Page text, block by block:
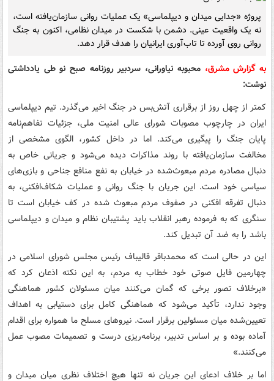
پروژه «جدایی میدان و دیپلماسی» یک عملیات روانی سازمان‌یافته است،
نه یک واقعیت عینی. دشمن با شکست در میدان نظامی، اکنون به جنگ
روانی روی آورده تا تاب‌آوری ایرانیان را هدف قرار دهد.
به گزارش مشرق،محبوبه نیاورانی، سردبیر روزنامه صبح نو طی یادداشتی
نوشت:
کمتر از چهل روز از برقراری آتش‌بس در جنگ اخیر می‌گذرد. تیم دیپلماسی
ایران در چارچوب مصوبات شورای عالی امنیت ملی، جزئیات تفاهم‌نامه
پایان جنگ را پیگیری می‌کند. اما در داخل کشور، الگوی مشخصی از
مخالفت سازمان‌یافته با روند مذاکرات دیده می‌شود و جریانی خاص به
دنبال مصادره مردم مبعوث‌شده در خیابان به نفع منافع جناحی و بازی‌های
سیاسی خود است. این جریان با جنگ روانی و عملیات شکاف‌افکنی، به
دنبال تفرقه افکنی در صفوف مردم مبعوث شده در کف خیابان است تا
سنگری که به فرموده رهبر انقلاب باید پشتیبان نظام و میدان و دیپلماسی
باشد را به ضد آن تبدیل کند.
این در حالی است که محمدباقر قالیباف رئیس مجلس شورای اسلامی در
چهارمین فایل صوتی خود خطاب به مردم، به این نکته اذعان کرد که
«برخلاف تصور برخی که گمان می‌کنند میان مسئولان کشور هماهنگی
وجود ندارد، تأکید می‌شود که هماهنگی کامل برای دستیابی به اهداف
تعیین‌شده میان مسئولین برقرار است. نیروهای مسلح ما همواره برای اقدام
آماده بوده و بر اساس تدبیر، برنامه‌ریزی درست و تصمیمات مصوب عمل
می‌کنند.»
اما بر خلاف ادعای این جریان نه تنها هیچ اختلاف نظری میان میدان و